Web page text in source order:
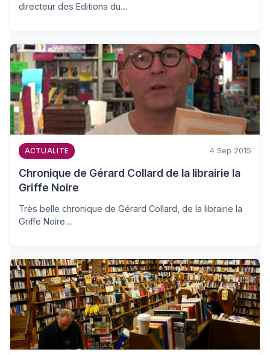
directeur des Editions du…
ACTUALITE 4 Sep 2015
Chronique de Gérard Collard de la librairie la
Griffe Noire
Très belle chronique de Gérard Collard, de la librairie la
Griffe Noire…